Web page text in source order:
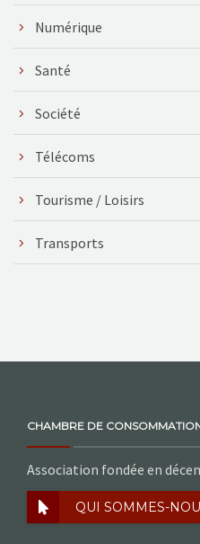
Numérique
Santé
Société
Télécoms
Tourisme / Loisirs
Transports
CHAMBRE DE
Association fondée en
QUI SOMMES-